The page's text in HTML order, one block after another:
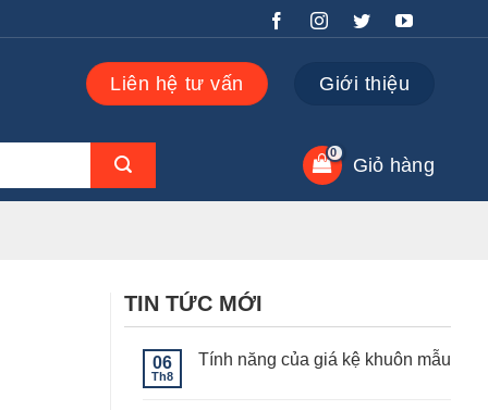
Liên hệ tư vấn Giới thiệu
Giỏ hàng
TIN TỨC MỚI
06
Th8
Tính năng của giá kệ khuôn mẫu